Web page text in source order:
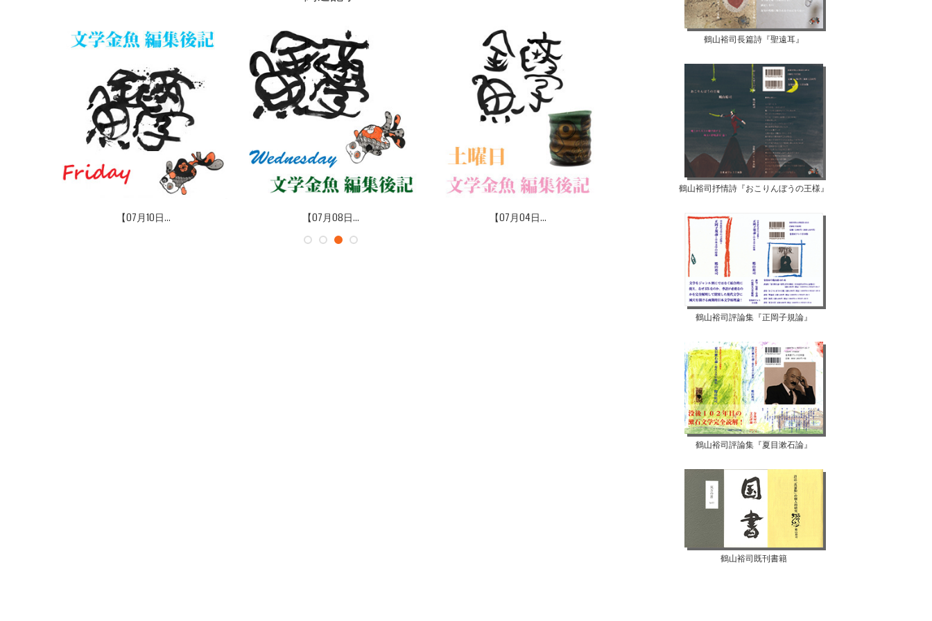
【07月10日... 【07月08日... 【07月04日... 【07月02日...
鶴山裕司長篇詩『聖遠耳』
鶴山裕司抒情詩『おこりんぼうの王様』
鶴山裕司評論集『正岡子規論』
鶴山裕司評論集『夏目漱石論』
鶴山裕司既刊書籍